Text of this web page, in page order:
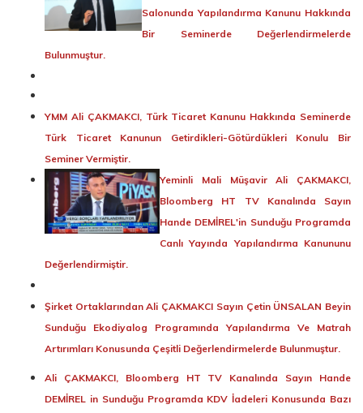
Salonunda Yapılandırma Kanunu Hakkında
Bir Seminerde Değerlendirmelerde
Bulunmuştur.
YMM Ali ÇAKMAKCI, Türk Ticaret Kanunu Hakkında Seminerde
Türk Ticaret Kanunun Getirdikleri-Götürdükleri Konulu Bir
Seminer Vermiştir.
Yeminli Mali Müşavir Ali ÇAKMAKCI,
Bloomberg HT TV Kanalında Sayın
Hande DEMİREL'in Sunduğu Programda
Canlı Yayında Yapılandırma Kanununu
Değerlendirmiştir.
Şirket Ortaklarından Ali ÇAKMAKCI Sayın Çetin ÜNSALAN Beyin
Sunduğu Ekodiyalog Programında Yapılandırma Ve Matrah
Artırımları Konusunda Çeşitli Değerlendirmelerde Bulunmuştur.
Ali ÇAKMAKCI, Bloomberg HT TV Kanalında Sayın Hande
DEMİREL in Sunduğu Programda KDV İadeleri Konusunda Bazı